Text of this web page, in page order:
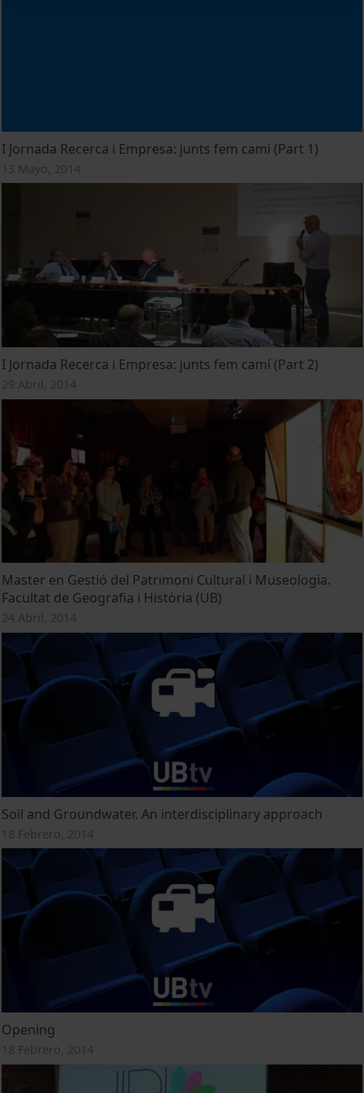
I Jornada Recerca i Empresa: junts fem camí (Part 1)
13 Mayo, 2014
I Jornada Recerca i Empresa: junts fem camí (Part 2)
29 Abril, 2014
Master en Gestió del Patrimoni Cultural i Museologia.
Facultat de Geografia i Història (UB)
24 Abril, 2014
Soil and Groundwater. An interdisciplinary approach
18 Febrero, 2014
Opening
18 Febrero, 2014